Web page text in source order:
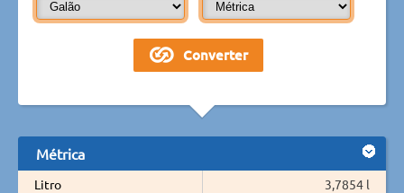
Métrica
Litro
3,7854 l